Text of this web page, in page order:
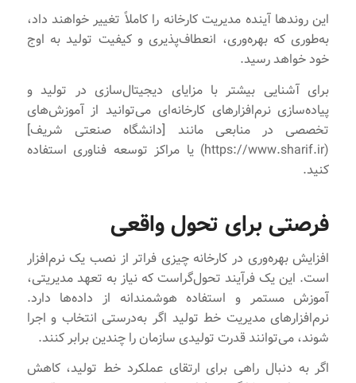
این روندها آینده مدیریت کارخانه را کاملاً تغییر خواهند داد،
به‌طوری که بهره‌وری، انعطاف‌پذیری و کیفیت تولید به اوج
خود خواهد رسید.
برای آشنایی بیشتر با مزایای دیجیتال‌سازی در تولید و
پیاده‌سازی نرم‌افزارهای کارخانه‌ای می‌توانید از آموزش‌های
تخصصی در منابعی مانند [دانشگاه صنعتی شریف]
(https://www.sharif.ir) یا مراکز توسعه فناوری استفاده
کنید.
فرصتی برای تحول واقعی
افزایش بهره‌وری در کارخانه چیزی فراتر از نصب یک نرم‌افزار
است. این یک فرآیند تحول‌گراست که نیاز به تعهد مدیریتی،
آموزش مستمر و استفاده هوشمندانه از داده‌ها دارد.
نرم‌افزارهای مدیریت خط تولید اگر به‌درستی انتخاب و اجرا
شوند، می‌توانند قدرت تولیدی سازمان را چندین برابر کنند.
اگر به دنبال راهی برای ارتقای عملکرد خط تولید، کاهش